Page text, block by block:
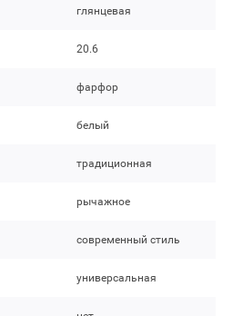
глянцевая
20.6
фарфор
белый
традиционная
рычажное
современный стиль
универсальная